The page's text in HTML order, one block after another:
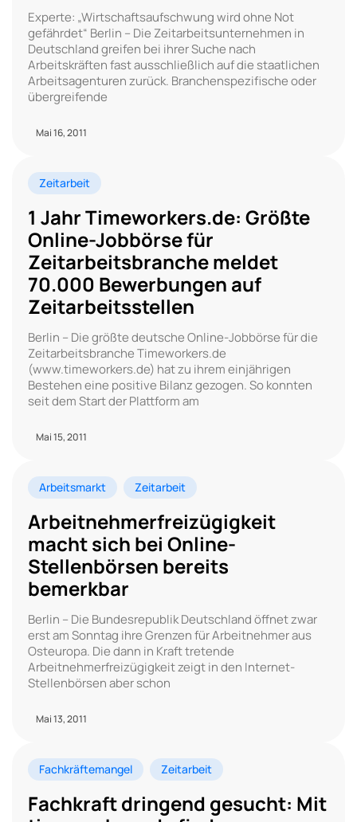
Experte: „Wirtschaftsaufschwung wird ohne Not
gefährdet“ Berlin – Die Zeitarbeitsunternehmen in
Deutschland greifen bei ihrer Suche nach
Arbeitskräften fast ausschließlich auf die staatlichen
Arbeitsagenturen zurück. Branchenspezifische oder
übergreifende
Mai 16, 2011
Zeitarbeit
1 Jahr Timeworkers.de: Größte
Online-Jobbörse für
Zeitarbeitsbranche meldet
70.000 Bewerbungen auf
Zeitarbeitsstellen
Berlin – Die größte deutsche Online-Jobbörse für die
Zeitarbeitsbranche Timeworkers.de
(www.timeworkers.de) hat zu ihrem einjährigen
Bestehen eine positive Bilanz gezogen. So konnten
seit dem Start der Plattform am
Mai 15, 2011
Arbeitsmarkt Zeitarbeit
Arbeitnehmerfreizügigkeit
macht sich bei Online-
Stellenbörsen bereits
bemerkbar
Berlin – Die Bundesrepublik Deutschland öffnet zwar
erst am Sonntag ihre Grenzen für Arbeitnehmer aus
Osteuropa. Die dann in Kraft tretende
Arbeitnehmerfreizügigkeit zeigt in den Internet-
Stellenbörsen aber schon
Mai 13, 2011
Fachkräftemangel Zeitarbeit
Fachkraft dringend gesucht: Mit